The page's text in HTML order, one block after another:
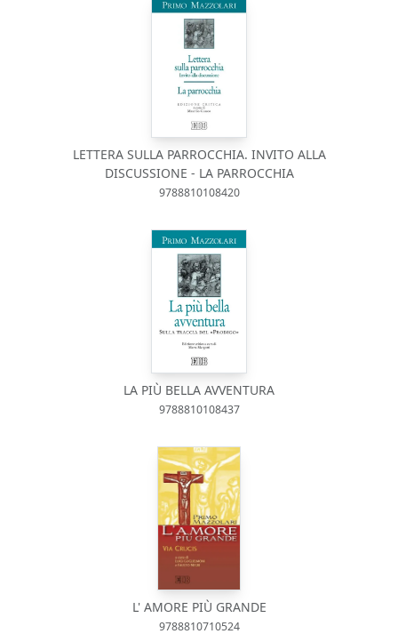
LETTERA SULLA PARROCCHIA. INVITO ALLA
DISCUSSIONE - LA PARROCCHIA
9788810108420
LA PIÙ BELLA AVVENTURA
9788810108437
L' AMORE PIÙ GRANDE
9788810710524